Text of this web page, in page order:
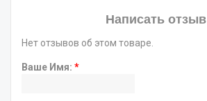
Написать отзыв
Нет отзывов об этом товаре.
Ваше Имя: *